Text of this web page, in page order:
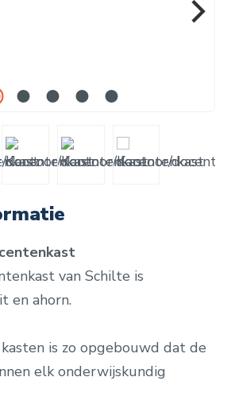
van Schilte is
en ahorn.
is zo opgebouwd dat de
elk onderwijskundig